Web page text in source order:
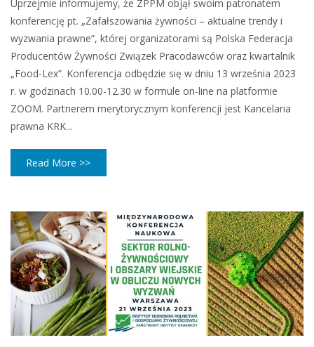
Uprzejmie informujemy, że ZPPM objął swoim patronatem
konferencję pt. „Zafałszowania żywności – aktualne trendy i
wyzwania prawne”, której organizatorami są Polska Federacja
Producentów Żywności Związek Pracodawców oraz kwartalnik
„Food-Lex”. Konferencja odbędzie się w dniu 13 września 2023
r. w godzinach 10.00-12.30 w formule on-line na platformie
ZOOM. Partnerem merytorycznym konferencji jest Kancelaria
prawna KRK...
Read More >>